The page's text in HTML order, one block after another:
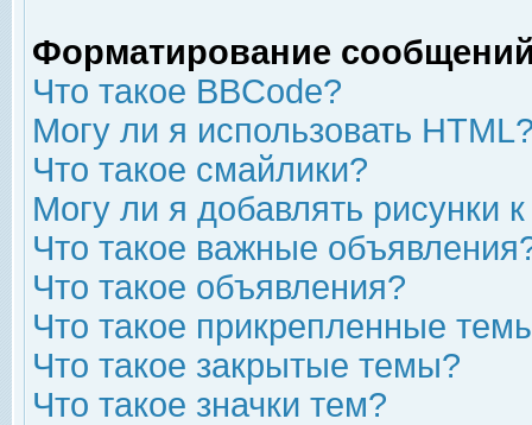
Форматирование
Что такое BBCode?
Могу ли я использовать
Что такое смайлики?
Могу ли я добавлять рисунки
Что такое важные
Что такое объявления?
Что такое прикрепленные
Что такое закрытые темы?
Что такое значки тем?